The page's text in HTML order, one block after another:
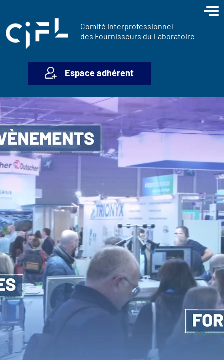
Comité Interprofessionnel
des Fournisseurs du Laboratoire
Espace adhérent